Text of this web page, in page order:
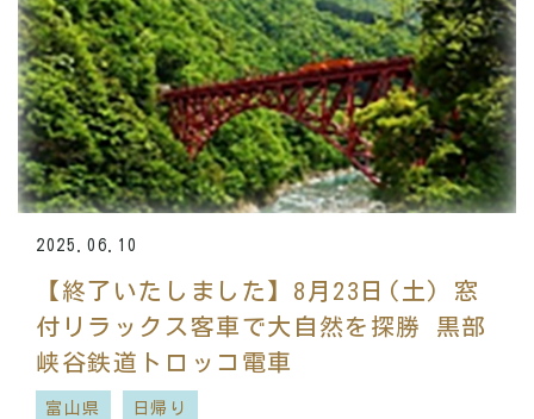
【終了いたしました】8月23日(土) 窓
付リラックス客車で大自然を探勝 黒部
峡谷鉄道トロッコ電車
2025.06.10
富山県 日帰り